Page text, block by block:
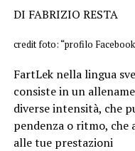
DI FABRIZIO RESTA
credit foto: “profilo Facebook
FartLek nella lingua
consiste in un
diverse intensità, che
pendenza o ritmo,
alle tue prestazioni